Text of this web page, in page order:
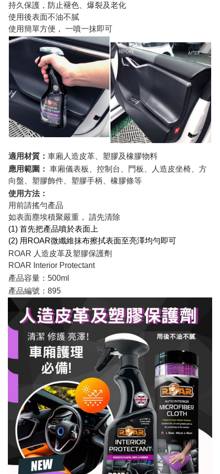
持久保護，防止褪色、爆裂及老化
使用後表面不油不膩
使用簡單方便， 一噴一抹即可
適用材質： 車廂人造皮革、塑膠及橡膠物料
應用範圍： 車廂儀表板、控制台、門板、人造皮坐椅、方
向盤、塑膠飾件、塑膠手柄、橡膠條等
使用方法：
用前請搖勻產品
如表面塵埃積聚嚴重， 請先清除
(1) 首先把產品噴於表面上
(2) 用ROAR微纖維抹布擦拭表面至亮澤均勻即可
ROAR 人造皮革及塑膠保護劑
ROAR Interior Protectant
產品容量：500ml
產品編號：895